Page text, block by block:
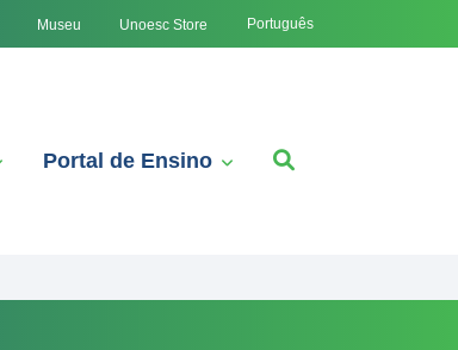
Museu Unoesc Store Português
Portal de Ensino